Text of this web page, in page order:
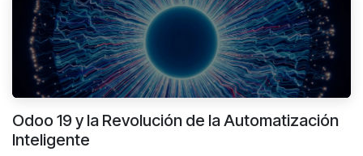
Odoo 19 y la Revolución de la Automatización
Inteligente